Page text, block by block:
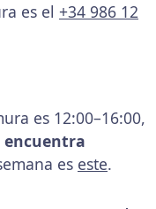
es el +34 986 12
es 12:00–16:00,
encuentra
es este.